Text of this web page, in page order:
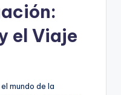
el Viaje
mundo de la